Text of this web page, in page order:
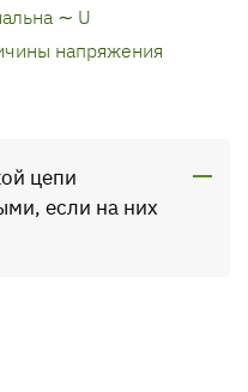
∼ U
напряжения
цепи
если на них